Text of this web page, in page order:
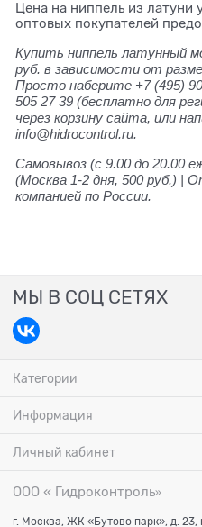
Цена на ниппель из латуни
оптовых покупателей
Купить ниппель латунный
руб. в зависимости от
Просто наберите +7 (495)
505 27 39 (бесплатно для
через корзину сайта, или
info@hidrocontrol.ru.
Самовывоз (с 9.00 до 20.00
(Москва 1-2 дня, 500 руб.) |
компанией по России.
МЫ В СОЦ СЕТЯХ
Категории
Информация
Личный кабинет
ООО « Гидроконтроль»
г. Москва, ЖК «Бутово парк», д. 23,